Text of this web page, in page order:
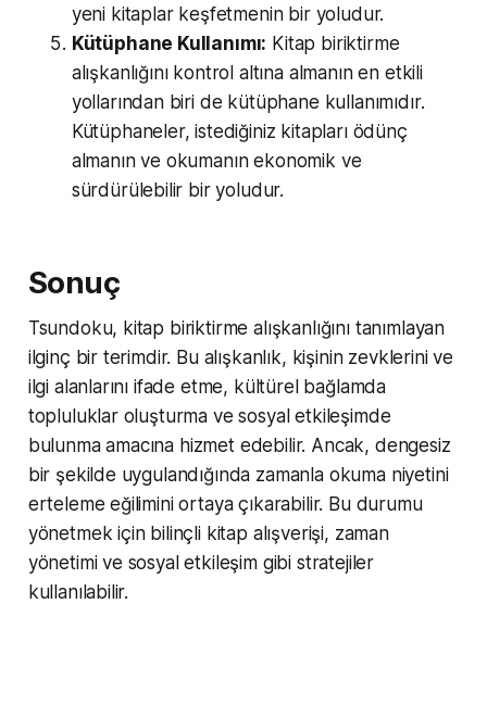
yeni kitaplar keşfetmenin bir yoludur.
Kütüphane Kullanımı: Kitap biriktirme
alışkanlığını kontrol altına almanın en etkili
yollarından biri de kütüphane kullanımıdır.
Kütüphaneler, istediğiniz kitapları ödünç
almanın ve okumanın ekonomik ve
sürdürülebilir bir yoludur.
Sonuç
Tsundoku, kitap biriktirme alışkanlığını tanımlayan
ilginç bir terimdir. Bu alışkanlık, kişinin zevklerini ve
ilgi alanlarını ifade etme, kültürel bağlamda
topluluklar oluşturma ve sosyal etkileşimde
bulunma amacına hizmet edebilir. Ancak, dengesiz
bir şekilde uygulandığında zamanla okuma niyetini
erteleme eğilimini ortaya çıkarabilir. Bu durumu
yönetmek için bilinçli kitap alışverişi, zaman
yönetimi ve sosyal etkileşim gibi stratejiler
kullanılabilir.